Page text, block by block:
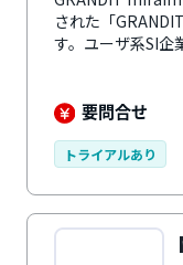
された「
す。ユーザ系SI企
で、各社のノウ
に適合します。
携し、会計・人事
調達在庫、継続
統合管理を実現
標準搭載してお
化、意思決定の
要問合せ
トライアルあり